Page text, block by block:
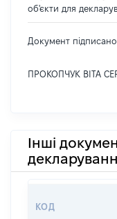
об'єкти для
Документ
ПРОКОПЧУК ВІТА
Інші
КОД